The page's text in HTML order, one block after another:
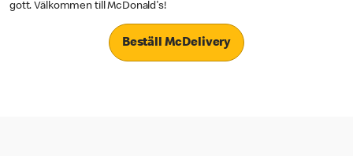
gott. Välkommen till McDonald's!
Beställ McDelivery